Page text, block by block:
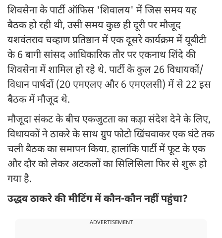
शिवसेना के पार्टी ऑफिस 'शिवालय' में जिस समय यह
बैठक हो रही थी, उसी समय कुछ ही दूरी पर मौजूद
यशवंतराव चव्हाण प्रतिष्ठान में एक दूसरे कार्यक्रम में यूबीटी
के 6 बागी सांसद आधिकारिक तौर पर एकनाथ शिंदे की
शिवसेना में शामिल हो रहे थे. पार्टी के कुल 26 विधायकों/
विधान पार्षदों (20 एमएलए और 6 एमएलसी) में से 22 इस
बैठक में मौजूद थे.
मौजूदा संकट के बीच एकजुटता का कड़ा संदेश देने के लिए,
विधायकों ने ठाकरे के साथ ग्रुप फोटो खिंचवाकर एक घंटे तक
चली बैठक का समापन किया. हालांकि पार्टी में फूट के एक
और दौर को लेकर अटकलों का सिलिसिला फिर से शुरू हो
गया है.
उद्धव ठाकरे की मीटिंग में कौन-कौन नहीं पहुंचा?
ADVERTISEMENT